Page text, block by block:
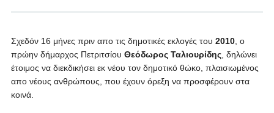
Σχεδόν 16 μήνες πριν απο τις δημοτικές εκλογές του 2010, ο
πρώην δήμαρχος Πετριτσίου Θεόδωρος Ταλιουρίδης, δηλώνει
έτοιμος να διεκδικήσει εκ νέου τον δημοτικό θώκο, πλαισιωμένος
απο νέους ανθρώπους, που έχουν όρεξη να προσφέρουν στα
κοινά.